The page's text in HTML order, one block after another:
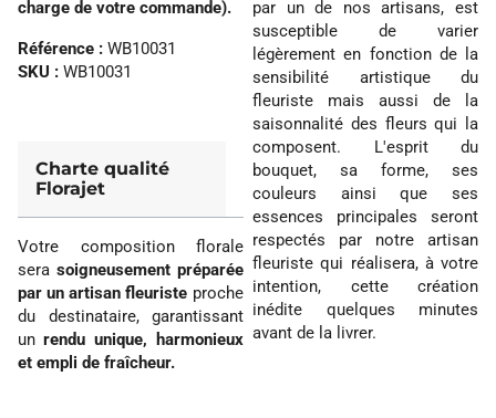
charge de votre commande).
Référence : WB10031
SKU : WB10031
Charte qualité
Florajet
Votre composition florale
sera soigneusement préparée
par un artisan fleuriste proche
du destinataire, garantissant
un rendu unique, harmonieux
et empli de fraîcheur.
par un de nos artisans, est
susceptible de varier
légèrement en fonction de la
sensibilité artistique du
fleuriste mais aussi de la
saisonnalité des fleurs qui la
composent. L'esprit du
bouquet, sa forme, ses
couleurs ainsi que ses
essences principales seront
respectés par notre artisan
fleuriste qui réalisera, à votre
intention, cette création
inédite quelques minutes
avant de la livrer.